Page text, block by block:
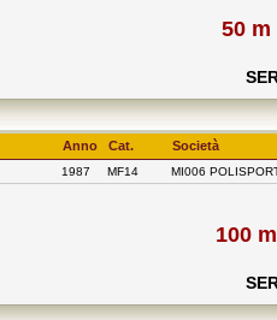
50 m
Anno Cat. Società
1987 MF14 MI006
100